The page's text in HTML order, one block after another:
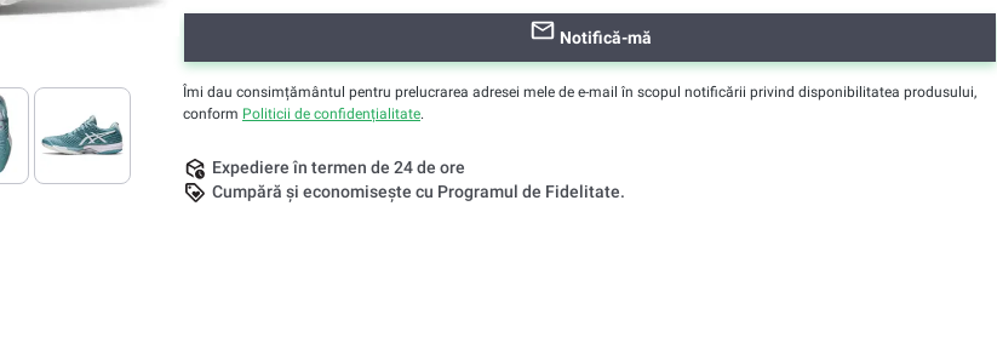
Notifică-mă
Îmi dau consimțământul pentru prelucrarea adresei mele de e-mail în scopul notificării privind disponibilitatea produsului,
conform Politicii de confidențialitate.
Expediere în termen de 24 de ore
Cumpără și economisește cu Programul de Fidelitate.